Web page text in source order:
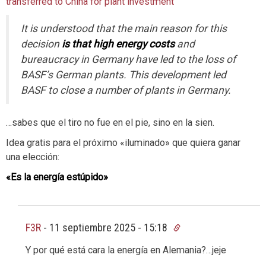
It is understood that the main reason for this
decision is that high energy costsand
bureaucracy in Germany have led to the loss of
BASF’s German plants. This development led
BASF to close a number of plants in Germany.
…sabes que el tiro no fue en el pie, sino en la sien.
Idea gratis para el próximo «iluminado» que quiera ganar
una elección:
«Es la energía estúpido»
F3R - 11 septiembre 2025 - 15:18
Y por qué está cara la energía en Alemania?…jeje